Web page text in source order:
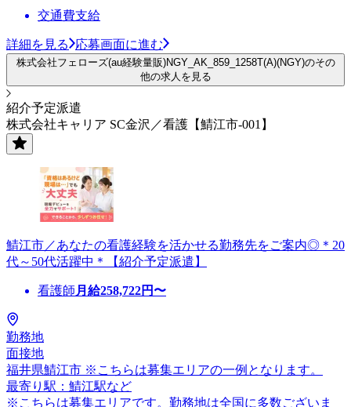
交通費支給
詳細を見る 応募画面に進む
株式会社フェローズ(au経験量販)NGY_AK_859_1258T(A)(NGY)のその
他の求人を見る
紹介予定派遣
株式会社キャリア SC金沢／看護【鯖江市-001】
鯖江市／あなたの看護経験を活かせる勤務先をご案内◎＊20
代～50代活躍中＊【紹介予定派遣】
看護師 月給258,722円〜
勤務地
面接地
福井県鯖江市 ※こちらは募集エリアの一例となります。
最寄り駅：鯖江駅など
※こちらは募集エリアです。勤務地は全国に多数ございま